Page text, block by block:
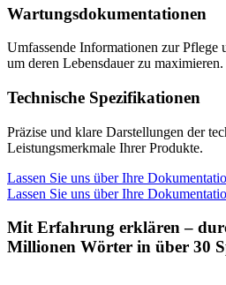
Wartungs­dokumentationen
Umfassende Informationen zur Pflege
um deren Lebensdauer zu maximieren.
Technische Spezifikationen
Präzise und klare Darstellungen der
Leistungsmerkmale Ihrer Produkte.
Lassen Sie uns über Ihre
Lassen Sie uns über Ihre
Mit Erfahrung erklären –
Millionen Wörter in über 30